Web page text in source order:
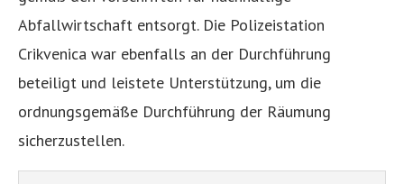
Abfallwirtschaft entsorgt. Die Polizeistation
Crikvenica war ebenfalls an der Durchführung
beteiligt und leistete Unterstützung, um die
ordnungsgemäße Durchführung der Räumung
sicherzustellen.